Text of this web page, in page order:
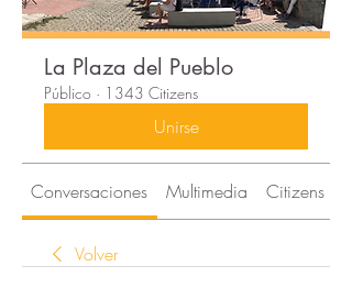
La Plaza del Pueblo
Público · 1343 Citizens
Unirse
Conversaciones Multimedia Citizens
Volver